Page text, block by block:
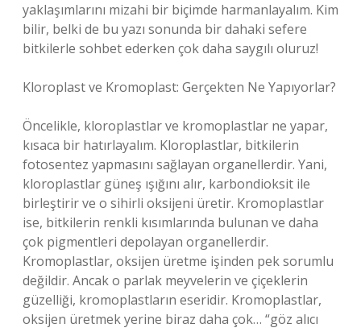
yaklaşımlarını mizahi bir biçimde harmanlayalım. Kim
bilir, belki de bu yazı sonunda bir dahaki sefere
bitkilerle sohbet ederken çok daha saygılı oluruz!
Kloroplast ve Kromoplast: Gerçekten Ne Yapıyorlar?
Öncelikle, kloroplastlar ve kromoplastlar ne yapar,
kısaca bir hatırlayalım. Kloroplastlar, bitkilerin
fotosentez yapmasını sağlayan organellerdir. Yani,
kloroplastlar güneş ışığını alır, karbondioksit ile
birleştirir ve o sihirli oksijeni üretir. Kromoplastlar
ise, bitkilerin renkli kısımlarında bulunan ve daha
çok pigmentleri depolayan organellerdir.
Kromoplastlar, oksijen üretme işinden pek sorumlu
değildir. Ancak o parlak meyvelerin ve çiçeklerin
güzelliği, kromoplastların eseridir. Kromoplastlar,
oksijen üretmek yerine biraz daha çok… “göz alıcı